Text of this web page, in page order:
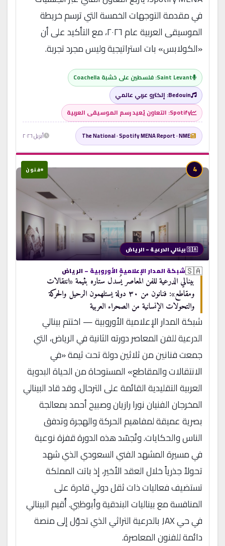
في مقدمة التوجهات الخمسة التي ترسم خريطة
الموسيقى العربية عام ٢٠٢٦، مع التأكيد على أن
«الكولابس» بات استراتيجية وليس مجرد تجربة.
Saint Levant: فلسطين على خشبة Coachella
Bedouin: إلكترو عربي عالمي
Spotify: التعاون يُعيد رسم الموسيقى العربية
The National · Spotify MENA Report · NME أبريل ٢٠٢٦
4 فنون
🇸🇦 بينالي الدرعية – الرياض
🇸🇦شبكة المدار الإعلامية الأوروبية – الرياض
بينالي الدرعية للفن المعاصر يُسدل ستاره بثيمة «انتقالات
ومقاطع»: فنانون من ٣٠ دولة يستلهمون الرحيل والحركة
والتحولات الإنسانية من الصحراء العربية
شبكة المدار الإعلامية الأوروبية — اختتم بينالي
الدرعية للفن المعاصر دورته الثانية في الرياض، التي
جمعت فنانين من ثلاثين دولة تحت ثيمة «في
الانتقالات والمقاطع» المستوحاة من الحياة البدوية
العربية التقليدية القائمة على الترحال. وقد قاد البينالي
المخرجان الفنيان نورا رازيان وصبيح أحمد بمعالجة
بصرية عميقة لمفاهيم الحركة والهجرة وتدفق
الناس والحكايات. وتُجسّد هذه الدورة قفزة نوعية
في مسيرة المشهد الفني السعودي الذي شهد
تحولاً جذرياً خلال العقد الأخير، إذ باتت المملكة
تستضيف فعاليات ذات ثقل دولي قادرة على
المنافسة مع بيناليات البندقية وأبوظبي. أُقيم البينالي
في حي JAX بالدرعية التراثي الذي تحوّل إلى منصة
دائمة للفنون المعاصرة.